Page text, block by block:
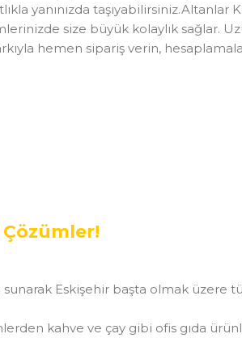
yanınızda
size büyük kolaylık sağlar.
hemen sipariş verin,
sunarak Eskişehir başta olmak üzere
kahve ve çay gibi ofis gıda